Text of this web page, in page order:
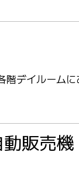
デイルームに
販売機